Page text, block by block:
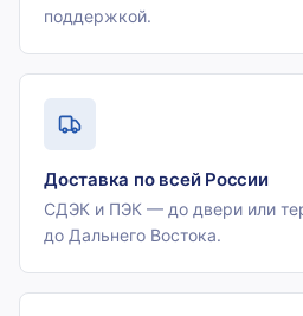
поддержкой.
Доставка по всей России
СДЭК и ПЭК — до двери или
до Дальнего Востока.